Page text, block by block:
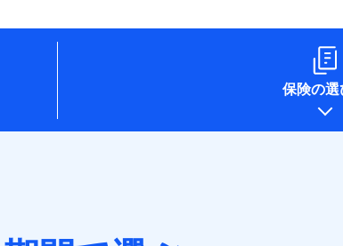
保険の選